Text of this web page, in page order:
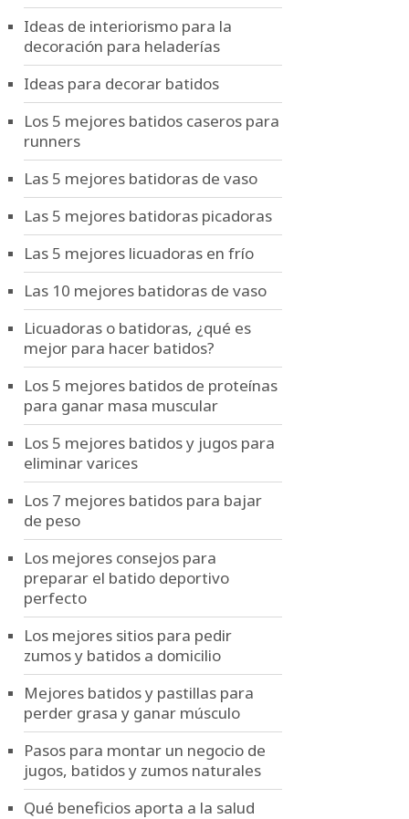
Ideas de interiorismo para la
decoración para heladerías
Ideas para decorar batidos
Los 5 mejores batidos caseros para
runners
Las 5 mejores batidoras de vaso
Las 5 mejores batidoras picadoras
Las 5 mejores licuadoras en frío
Las 10 mejores batidoras de vaso
Licuadoras o batidoras, ¿qué es
mejor para hacer batidos?
Los 5 mejores batidos de proteínas
para ganar masa muscular
Los 5 mejores batidos y jugos para
eliminar varices
Los 7 mejores batidos para bajar
de peso
Los mejores consejos para
preparar el batido deportivo
perfecto
Los mejores sitios para pedir
zumos y batidos a domicilio
Mejores batidos y pastillas para
perder grasa y ganar músculo
Pasos para montar un negocio de
jugos, batidos y zumos naturales
Qué beneficios aporta a la salud